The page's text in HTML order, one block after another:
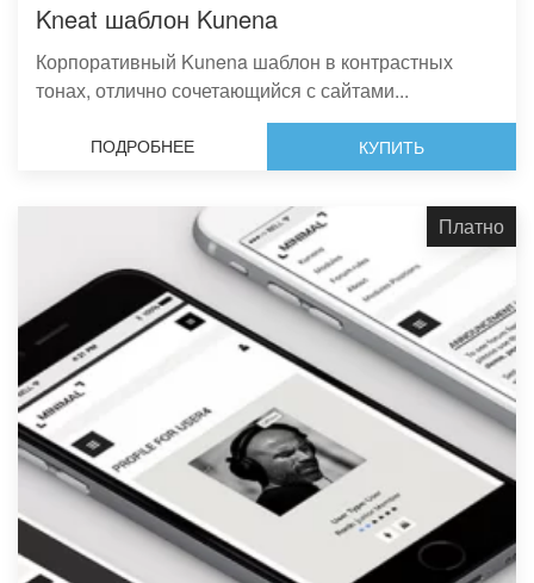
Kneat шаблон Kunena
Корпоративный Kunena шаблон в контрастных
тонах, отлично сочетающийся с сайтами...
ПОДРОБНЕЕ КУПИТЬ
Платно